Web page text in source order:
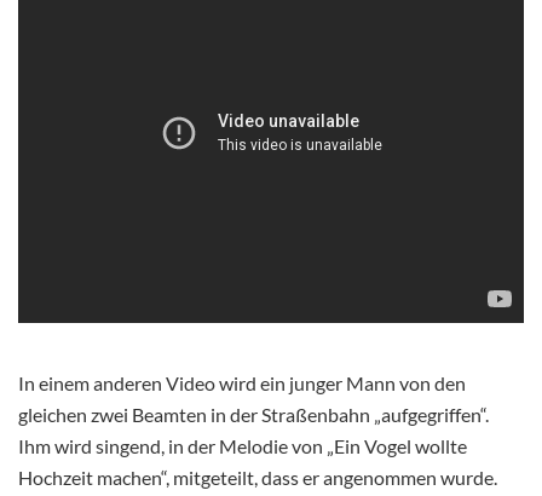
In einem anderen Video wird ein junger Mann von den
gleichen zwei Beamten in der Straßenbahn „aufgegriffen“.
Ihm wird singend, in der Melodie von „Ein Vogel wollte
Hochzeit machen“, mitgeteilt, dass er angenommen wurde.